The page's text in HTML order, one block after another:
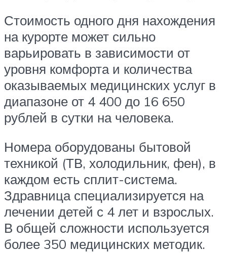
Стоимость одного дня нахождения
на курорте может сильно
варьировать в зависимости от
уровня комфорта и количества
оказываемых медицинских услуг в
диапазоне от 4 400 до 16 650
рублей в сутки на человека.
Номера оборудованы бытовой
техникой (ТВ, холодильник, фен), в
каждом есть сплит-система.
Здравница специализируется на
лечении детей с 4 лет и взрослых.
В общей сложности используется
более 350 медицинских методик.